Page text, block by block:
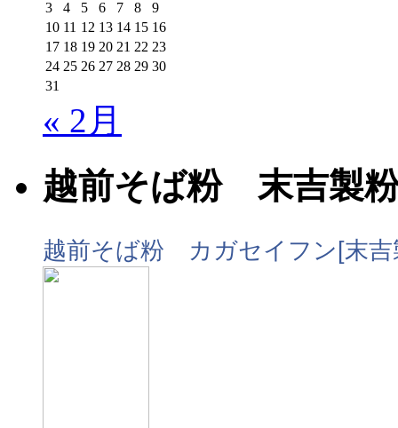
3
4 5 6 7 8
9
10 11 12 13 14 15 16
17 18 19 20 21 22 23
24 25 26 27 28 29 30
31
« 2月
越前そば粉 末吉製
越前そば粉 カガセイフン[末吉